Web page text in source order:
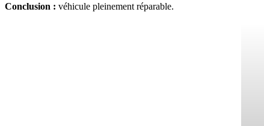
Conclusion : véhicule pleinement réparable.